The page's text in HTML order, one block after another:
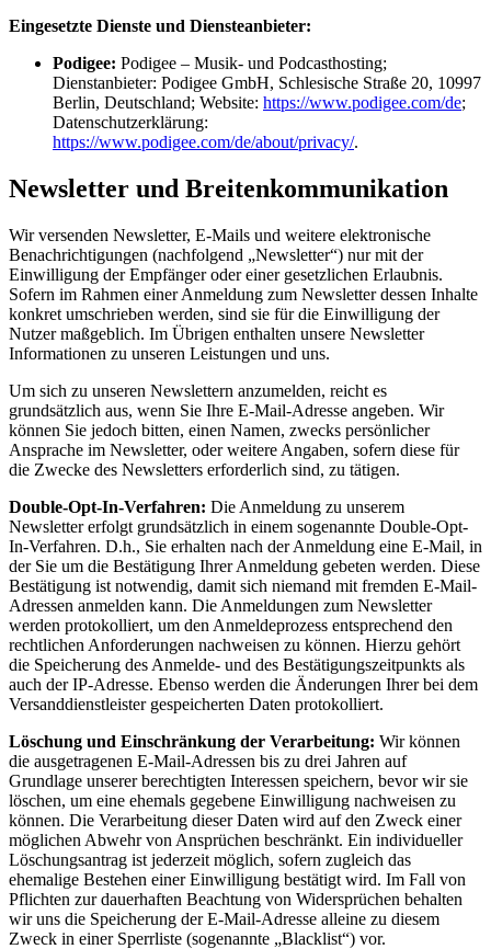
Eingesetzte Dienste und Diensteanbieter:
Podigee: Podigee – Musik- und Podcasthosting;
Dienstanbieter: Podigee GmbH, Schlesische Straße 20, 10997
Berlin, Deutschland; Website: https://www.podigee.com/de;
Datenschutzerklärung:
https://www.podigee.com/de/about/privacy/.
Newsletter und Breitenkommunikation
Wir versenden Newsletter, E-Mails und weitere elektronische
Benachrichtigungen (nachfolgend „Newsletter“) nur mit der
Einwilligung der Empfänger oder einer gesetzlichen Erlaubnis.
Sofern im Rahmen einer Anmeldung zum Newsletter dessen Inhalte
konkret umschrieben werden, sind sie für die Einwilligung der
Nutzer maßgeblich. Im Übrigen enthalten unsere Newsletter
Informationen zu unseren Leistungen und uns.
Um sich zu unseren Newslettern anzumelden, reicht es
grundsätzlich aus, wenn Sie Ihre E-Mail-Adresse angeben. Wir
können Sie jedoch bitten, einen Namen, zwecks persönlicher
Ansprache im Newsletter, oder weitere Angaben, sofern diese für
die Zwecke des Newsletters erforderlich sind, zu tätigen.
Double-Opt-In-Verfahren: Die Anmeldung zu unserem
Newsletter erfolgt grundsätzlich in einem sogenannte Double-Opt-
In-Verfahren. D.h., Sie erhalten nach der Anmeldung eine E-Mail, in
der Sie um die Bestätigung Ihrer Anmeldung gebeten werden. Diese
Bestätigung ist notwendig, damit sich niemand mit fremden E-Mail-
Adressen anmelden kann. Die Anmeldungen zum Newsletter
werden protokolliert, um den Anmeldeprozess entsprechend den
rechtlichen Anforderungen nachweisen zu können. Hierzu gehört
die Speicherung des Anmelde- und des Bestätigungszeitpunkts als
auch der IP-Adresse. Ebenso werden die Änderungen Ihrer bei dem
Versanddienstleister gespeicherten Daten protokolliert.
Löschung und Einschränkung der Verarbeitung: Wir können
die ausgetragenen E-Mail-Adressen bis zu drei Jahren auf
Grundlage unserer berechtigten Interessen speichern, bevor wir sie
löschen, um eine ehemals gegebene Einwilligung nachweisen zu
können. Die Verarbeitung dieser Daten wird auf den Zweck einer
möglichen Abwehr von Ansprüchen beschränkt. Ein individueller
Löschungsantrag ist jederzeit möglich, sofern zugleich das
ehemalige Bestehen einer Einwilligung bestätigt wird. Im Fall von
Pflichten zur dauerhaften Beachtung von Widersprüchen behalten
wir uns die Speicherung der E-Mail-Adresse alleine zu diesem
Zweck in einer Sperrliste (sogenannte „Blacklist“) vor.